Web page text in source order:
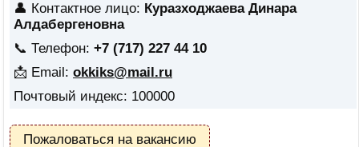
👤 Контактное лицо: Куразходжаева Динара
Алдабергеновна
📞 Телефон: +7 (717) 227 44 10
📩 Email: okkiks@mail.ru
Почтовый индекс: 100000
Пожаловаться на вакансию